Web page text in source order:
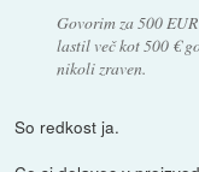
Govorim za 500
lastil več kot 500 €
nikoli zraven.
So redkost ja.